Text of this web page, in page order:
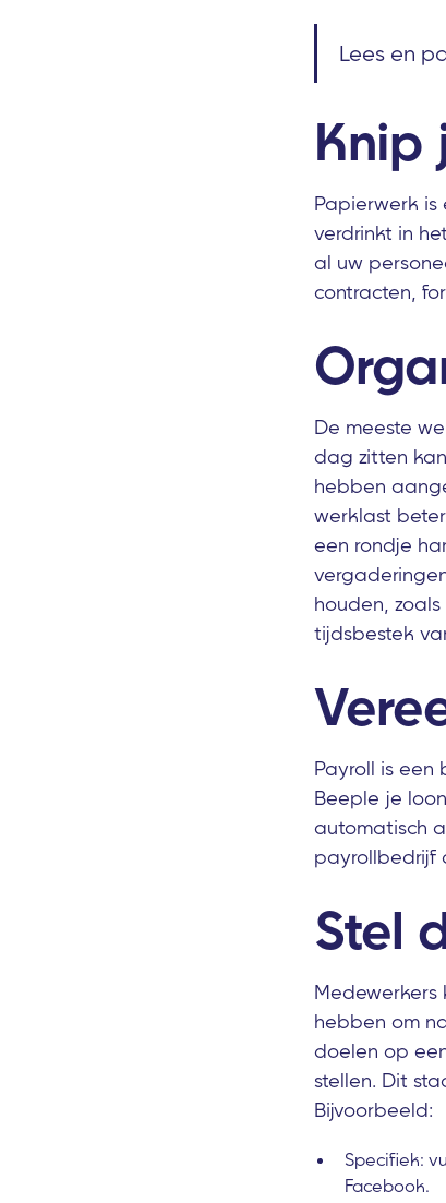
Lees en
Knip
Papierwerk
verdrinkt in
al uw
contracten,
De meeste
dag zitten
hebben
werklast
een rondje
houden,
tijdsbestek
Payroll is
Beeple je
automatisch
payrollbedrijf
Stel
hebben om
doelen op
stellen. Dit
Bijvoorbeeld:
Specifiek:
Facebook.